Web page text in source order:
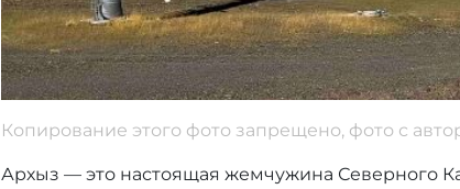
Копирование этого фото запрещено, фото с
Архыз — это настоящая жемчужина Северного